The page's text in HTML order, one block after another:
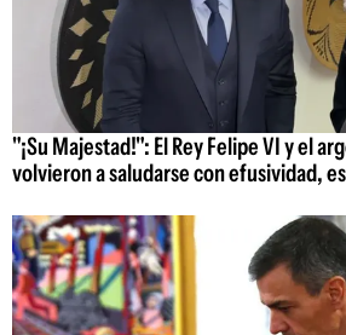
"¡Su Majestad!": El Rey Felipe VI y el
volvieron a saludarse con efusividad,